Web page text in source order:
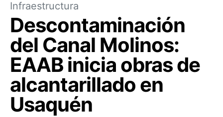
Infraestructura
Descontaminación
del Canal Molinos:
EAAB inicia obras de
alcantarillado en
Usaquén